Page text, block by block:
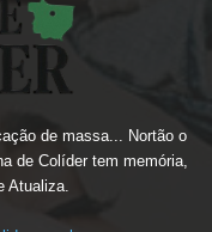
de massa... Nortão o
de Colíder tem memória,
Atualiza.